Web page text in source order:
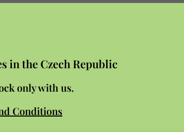
in the Czech Republic
only with us.
Conditions